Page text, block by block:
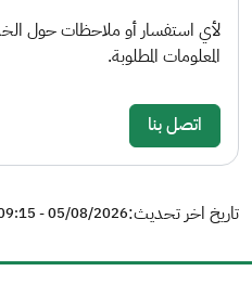
لأي استفسار أو ملاحظات حول
المعلومات المطلوبة.
اتصل بنا
تاريخ اخر تحديث:05/08/2026 - 09:15